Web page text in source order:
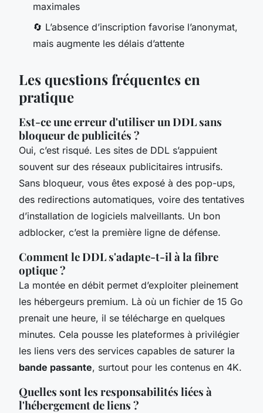
maximales
🔄 L’absence d’inscription favorise l’anonymat,
mais augmente les délais d’attente
Les questions fréquentes en
pratique
Est-ce une erreur d'utiliser un DDL sans
bloqueur de publicités ?
Oui, c’est risqué. Les sites de DDL s’appuient
souvent sur des réseaux publicitaires intrusifs.
Sans bloqueur, vous êtes exposé à des pop-ups,
des redirections automatiques, voire des tentatives
d’installation de logiciels malveillants. Un bon
adblocker, c’est la première ligne de défense.
Comment le DDL s'adapte-t-il à la fibre
optique ?
La montée en débit permet d’exploiter pleinement
les hébergeurs premium. Là où un fichier de 15 Go
prenait une heure, il se télécharge en quelques
minutes. Cela pousse les plateformes à privilégier
les liens vers des services capables de saturer la
bande passante, surtout pour les contenus en 4K.
Quelles sont les responsabilités liées à
l'hébergement de liens ?